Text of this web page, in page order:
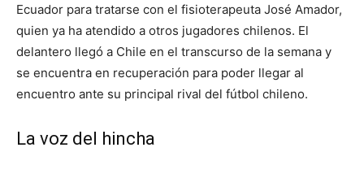
Ecuador para tratarse con el fisioterapeuta José Amador,
quien ya ha atendido a otros jugadores chilenos. El
delantero llegó a Chile en el transcurso de la semana y
se encuentra en recuperación para poder llegar al
encuentro ante su principal rival del fútbol chileno.
La voz del hincha